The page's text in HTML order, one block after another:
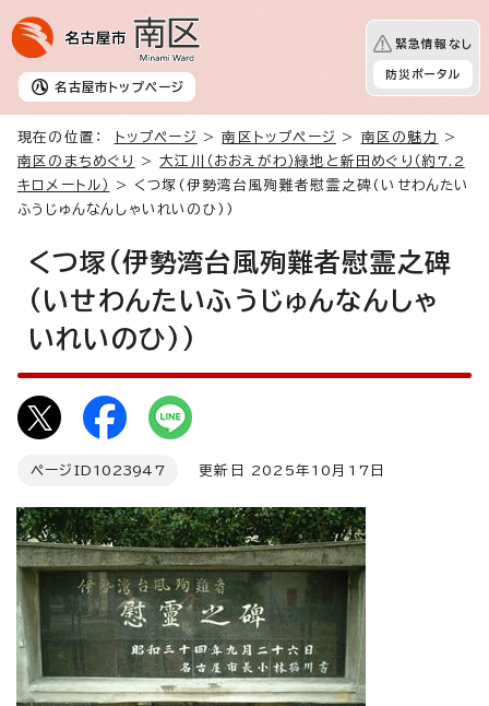
名古屋市 トップページ
緊急情報なし
防災ポータル
現在の位置： トップページ >南区トップページ > 南区の魅力
>
南区のまちめぐり
>大江川（おおえがわ）緑地と新田めぐり（約7.2
キロメートル）
> くつ塚(伊勢湾台風殉難者慰霊之碑(いせわんたい
ふうじゅんなんしゃいれいのひ))
くつ塚(伊勢湾台風殉難者慰霊之碑
(いせわんたいふうじゅんなんしゃ
いれいのひ))
ページID 1023947 更新日 2025年10月17日